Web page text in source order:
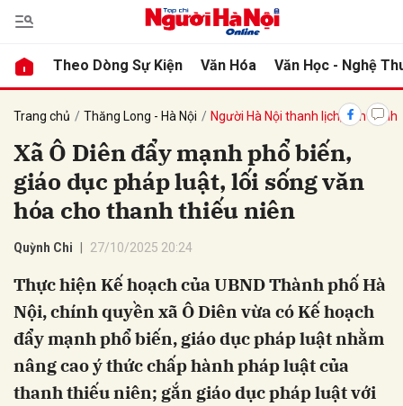
Theo Dòng Sự Kiện Văn Hóa Văn Học - Nghệ
Trang chủ Thăng Long - Hà Nội Người Hà Nội thanh lịch, văn minh
Xã Ô Diên đẩy mạnh phổ biến,
giáo dục pháp luật, lối sống văn
hóa cho thanh thiếu niên
Quỳnh Chi 27/10/2025 20:24
Thực hiện Kế hoạch của UBND Thành phố Hà
Nội, chính quyền xã Ô Diên vừa có Kế hoạch
đẩy mạnh phổ biến, giáo dục pháp luật nhằm
nâng cao ý thức chấp hành pháp luật của
thanh thiếu niên; gắn giáo dục pháp luật với
luận
Hủy